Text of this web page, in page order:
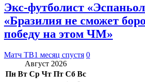
Экс‑футболист
«Бразилия не сможет
победу на этом ЧМ»
Матч ТВ1 месяц спустя 0
Август 2026
Пн Вт Ср Чт Пт Сб Вс